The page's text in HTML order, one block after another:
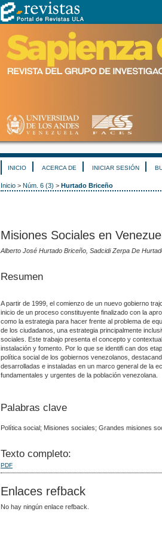
INICIO ACERCA DE INICIAR SESIÓN
Inicio > Núm. 6 (3) > Hurtado Briceño
Misiones Sociales en
Alberto José Hurtado Briceño, Sadcidi Zerpa De
Resumen
A partir de 1999, el comienzo de un nuevo gobierno
inicio de un proceso constituyente finalizado con la
como la estrategia para hacer frente al problema de
de los ciudadanos, una estrategia principalmente
sociales. Este trabajo presenta el concepto y
instalación y fomento. Por lo que se identifi can dos
política social de los gobiernos venezolanos,
desarrolladas e instaladas en un marco general de la
fundamentales y urgentes de la población venezolana.
Palabras clave
Política social; Misiones sociales; Grandes misiones
Texto completo:
PDF
Enlaces refback
No hay ningún enlace refback.